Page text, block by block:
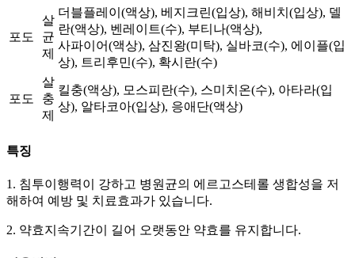
포도
살
균
제
더블플레이(액상), 베지크린(입상), 해비치(입상), 델
란(액상), 벤레이트(수), 부티나(액상),
사파이어(액상), 삼진왕(미탁), 실바코(수), 에이플(입
상), 트리후민(수), 확시란(수)
포도
살
충
제
킬충(액상), 모스피란(수), 스미치온(수), 아타라(입
상), 알타코아(입상), 응애단(액상)
특징
1. 침투이행력이 강하고 병원균의 에르고스테롤 생합성을 저
해하여 예방 및 치료효과가 있습니다.
2. 약효지속기간이 길어 오랫동안 약효를 유지합니다.